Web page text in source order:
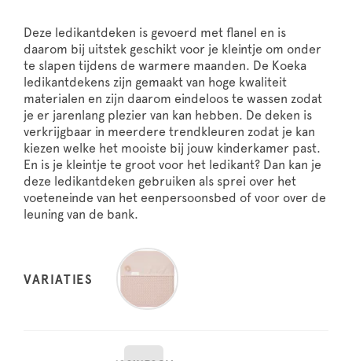
Deze ledikantdeken is gevoerd met flanel en is
daarom bij uitstek geschikt voor je kleintje om onder
te slapen tijdens de warmere maanden. De Koeka
ledikantdekens zijn gemaakt van hoge kwaliteit
materialen en zijn daarom eindeloos te wassen zodat
je er jarenlang plezier van kan hebben. De deken is
verkrijgbaar in meerdere trendkleuren zodat je kan
kiezen welke het mooiste bij jouw kinderkamer past.
En is je kleintje te groot voor het ledikant? Dan kan je
deze ledikantdeken gebruiken als sprei over het
voeteneinde van het eenpersoonsbed of voor over de
leuning van de bank.
VARIATIES